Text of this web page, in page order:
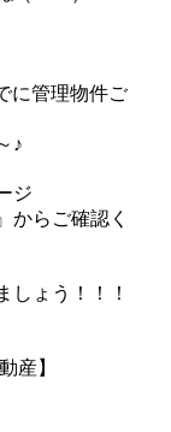
に管理物件ご
♪
ジ
からご確認く
しょう！！！
産】